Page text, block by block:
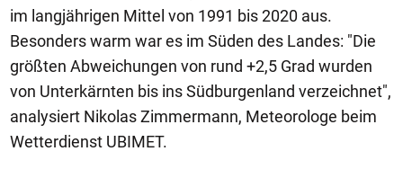
im langjährigen Mittel von 1991 bis 2020 aus.
Besonders warm war es im Süden des Landes: "Die
größten Abweichungen von rund +2,5 Grad wurden
von Unterkärnten bis ins Südburgenland verzeichnet",
analysiert Nikolas Zimmermann, Meteorologe beim
Wetterdienst UBIMET.